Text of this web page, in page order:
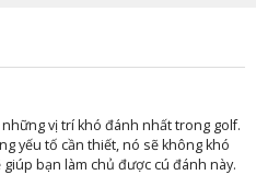
vị trí khó đánh nhất trong golf.
yếu tố cần thiết, nó sẽ không khó
bạn làm chủ được cú đánh này.